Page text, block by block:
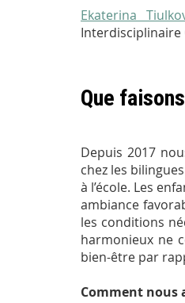
Ekaterina
Interdisciplinaire
Que
Depuis 2017
chez les
à l’école. Les
ambiance
les conditions
harmonieux ne
bien-être par
Comment nous